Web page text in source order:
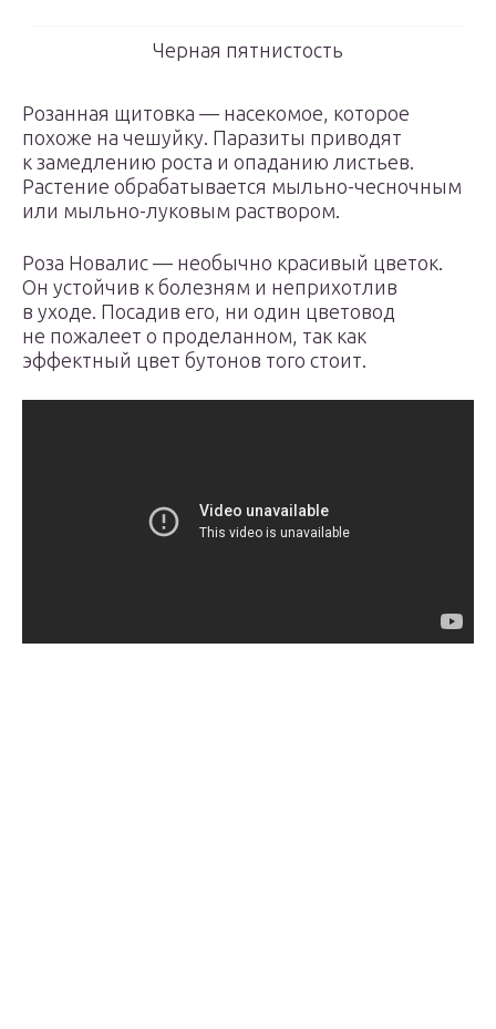
Черная пятнистость
Розанная щитовка — насекомое, которое
похоже на чешуйку. Паразиты приводят
к замедлению роста и опаданию листьев.
Растение обрабатывается мыльно-чесночным
или мыльно-луковым раствором.
Роза Новалис — необычно красивый цветок.
Он устойчив к болезням и неприхотлив
в уходе. Посадив его, ни один цветовод
не пожалеет о проделанном, так как
эффектный цвет бутонов того стоит.